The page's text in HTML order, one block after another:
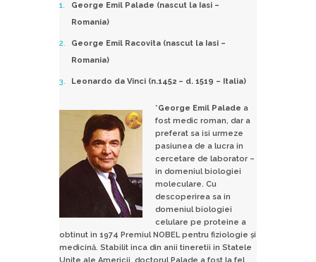
George Emil Palade (nascut la Iasi –
Romania)
George Emil Racovita (nascut la Iasi –
Romania)
Leonardo da Vinci (n.1452 – d. 1519 – Italia)
*George Emil Palade a
fost medic roman, dar a
preferat sa isi urmeze
pasiunea de a lucra in
cercetare de laborator –
in domeniul biologiei
moleculare. Cu
descoperirea sa in
domeniul biologiei
celulare pe proteine a
obtinut in 1974 Premiul NOBEL pentru fiziologie și
medicină. Stabilit inca din anii tineretii in Statele